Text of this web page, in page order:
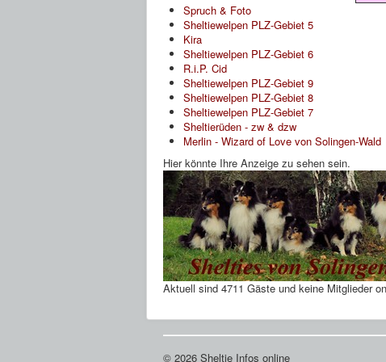
Spruch & Foto
Sheltiewelpen PLZ-Gebiet 5
Kira
Sheltiewelpen PLZ-Gebiet 6
R.i.P. Cid
Sheltiewelpen PLZ-Gebiet 9
Sheltiewelpen PLZ-Gebiet 8
Sheltiewelpen PLZ-Gebiet 7
Sheltierüden - zw & dzw
Merlin - Wizard of Love von Solingen-Wald
Hier könnte Ihre Anzeige zu sehen sein.
Aktuell sind 4711 Gäste und keine Mitglieder
© 2026 Sheltie Infos online